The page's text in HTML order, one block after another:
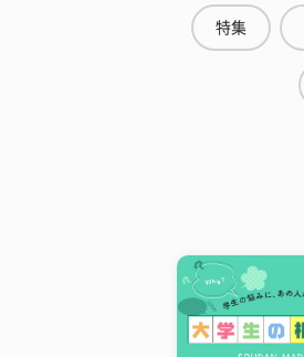
特集